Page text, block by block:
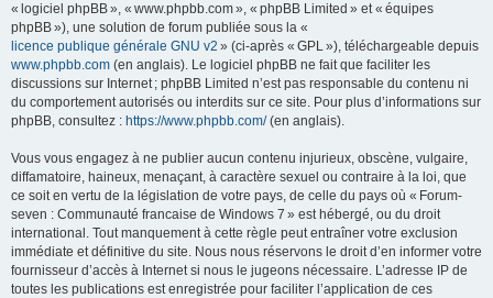
« logiciel phpBB », « www.phpbb.com », « phpBB Limited » et « équipes
phpBB »), une solution de forum publiée sous la «
licence publique générale GNU v2 » (ci-après « GPL »), téléchargeable depuis
www.phpbb.com (en anglais). Le logiciel phpBB ne fait que faciliter les
discussions sur Internet ; phpBB Limited n’est pas responsable du contenu ni
du comportement autorisés ou interdits sur ce site. Pour plus d’informations sur
phpBB, consultez : https://www.phpbb.com/(en anglais).
Vous vous engagez à ne publier aucun contenu injurieux, obscène, vulgaire,
diffamatoire, haineux, menaçant, à caractère sexuel ou contraire à la loi, que
ce soit en vertu de la législation de votre pays, de celle du pays où « Forum-
seven : Communauté francaise de Windows 7 » est hébergé, ou du droit
international. Tout manquement à cette règle peut entraîner votre exclusion
immédiate et définitive du site. Nous nous réservons le droit d’en informer votre
fournisseur d’accès à Internet si nous le jugeons nécessaire. L’adresse IP de
toutes les publications est enregistrée pour faciliter l’application de ces